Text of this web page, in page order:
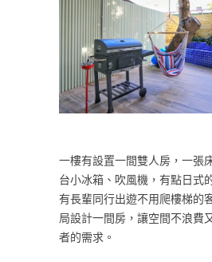
一樓有設置一間雙人房，一張
台小冰箱、吹風機，有點日式
有長輩同行出遊不用爬樓梯的
局設計一間房，讓空間不浪費
者的需求。